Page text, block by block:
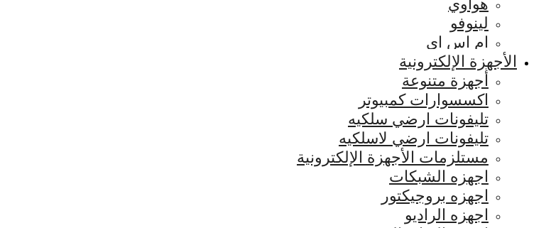
هواوي
لينوفو
ام اس اي
الأجهزة الإلكترونية
أجهزة متنوعة
اكسسوارات كمبيوتر
تليفونات ارضي سلكيه
تليفونات ارضي لاسلكيه
مستلزمات الأجهزة الإلكترونية
اجهزه الشبكات
اجهزه بروجيكتور
اجهزه الراديو